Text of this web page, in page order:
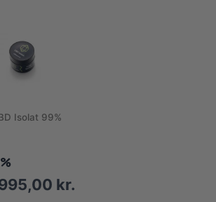
Isolat 99%
kr.